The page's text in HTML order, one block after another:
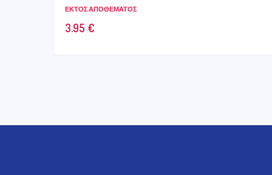
ΕΚΤΌΣ ΑΠΟΘΈΜΑΤΟΣ
3.95 €